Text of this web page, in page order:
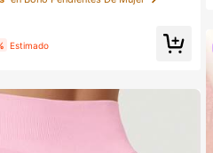
estilos mixtos aleatorios
Estimado